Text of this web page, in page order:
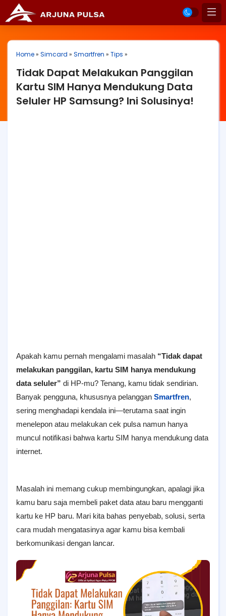
Home» Simcard » Smartfren » Tips »
Tidak Dapat Melakukan Panggilan
Kartu SIM Hanya Mendukung Data
Seluler HP Samsung? Ini Solusinya!
Apakah kamu pernah mengalami masalah “Tidak dapat
melakukan panggilan, kartu SIM hanya mendukung
data seluler” di HP-mu? Tenang, kamu tidak sendirian.
Banyak pengguna, khususnya pelanggan Smartfren,
sering menghadapi kendala ini—terutama saat ingin
menelepon atau melakukan cek pulsa namun hanya
muncul notifikasi bahwa kartu SIM hanya mendukung data
internet.
Masalah ini memang cukup membingungkan, apalagi jika
kamu baru saja membeli paket data atau baru mengganti
kartu ke HP baru. Mari kita bahas penyebab, solusi, serta
cara mudah mengatasinya agar kamu bisa kembali
berkomunikasi dengan lancar.